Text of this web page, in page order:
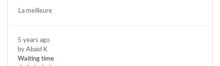
La meilleure
5 years ago
by Abaid K
Waiting time